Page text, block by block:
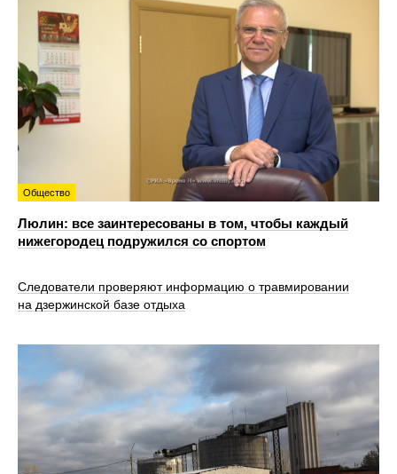
Общество
Люлин: все заинтересованы в том, чтобы каждый
нижегородец подружился со спортом
Следователи проверяют информацию о травмировании
на дзержинской базе отдыха